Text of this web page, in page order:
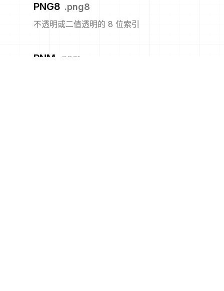
PNG8 .png8
不透明或二值透明的 8 位索引
PNM pnm